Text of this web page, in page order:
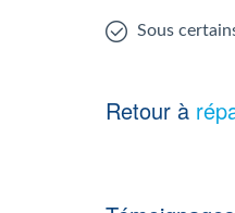
Sous
Retour à